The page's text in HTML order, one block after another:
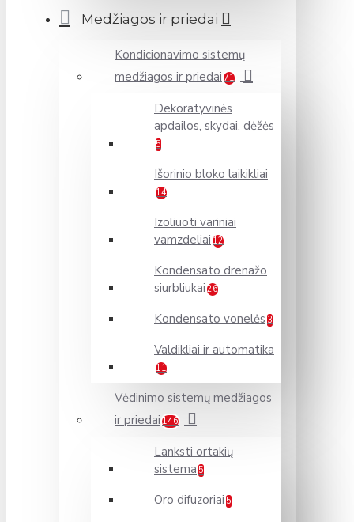
Medžiagos ir priedai
Kondicionavimo sistemų
medžiagos ir priedai 71
Dekoratyvinės
apdailos, skydai, dėžės
5
Išorinio bloko laikikliai
14
Izoliuoti variniai
vamzdeliai 12
Kondensato drenažo
siurbliukai 26
Kondensato vonelės 3
Valdikliai ir automatika
11
Vėdinimo sistemų medžiagos
ir priedai 146
Lanksti ortakių
sistema 5
Oro difuzoriai 5